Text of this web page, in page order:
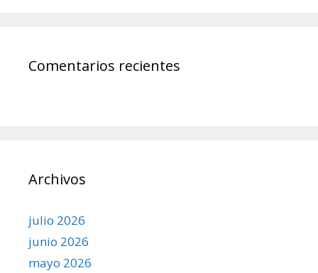
Comentarios recientes
Archivos
julio 2026
junio 2026
mayo 2026